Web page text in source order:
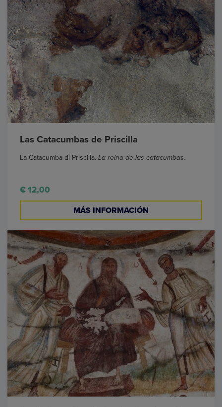
Las Catacumbas de Priscilla
La Catacumba di Priscilla. La reina de las catacumbas.
€ 12,00
MÁS INFORMACIÓN